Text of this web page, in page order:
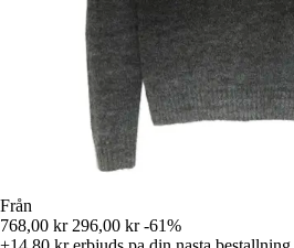
Från
768,00 kr 296,00 kr -61%